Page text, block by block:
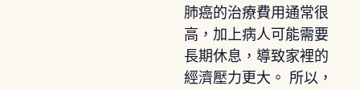
肺癌的治療費用通常很
高，加上病人可能需要
長期休息，導致家裡的
經濟壓力更大。 所以，